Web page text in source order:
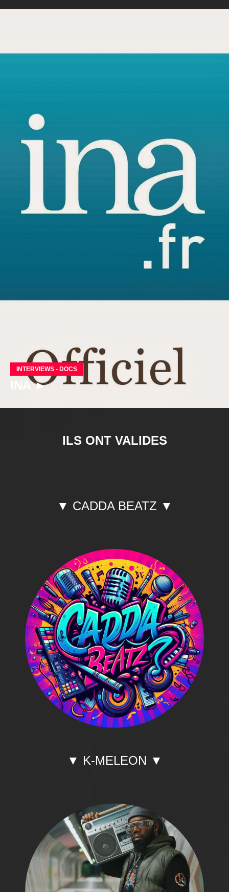
INTERVIEWS - DOCS
INA ►
ILS ONT VALIDES
▼ CADDA BEATZ ▼
▼ K-MELEON ▼